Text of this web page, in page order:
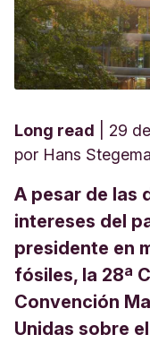
Long read
29
por Hans
A pesar de las
intereses del
presidente en
fósiles, la 28ª
Convención
Unidas sobre